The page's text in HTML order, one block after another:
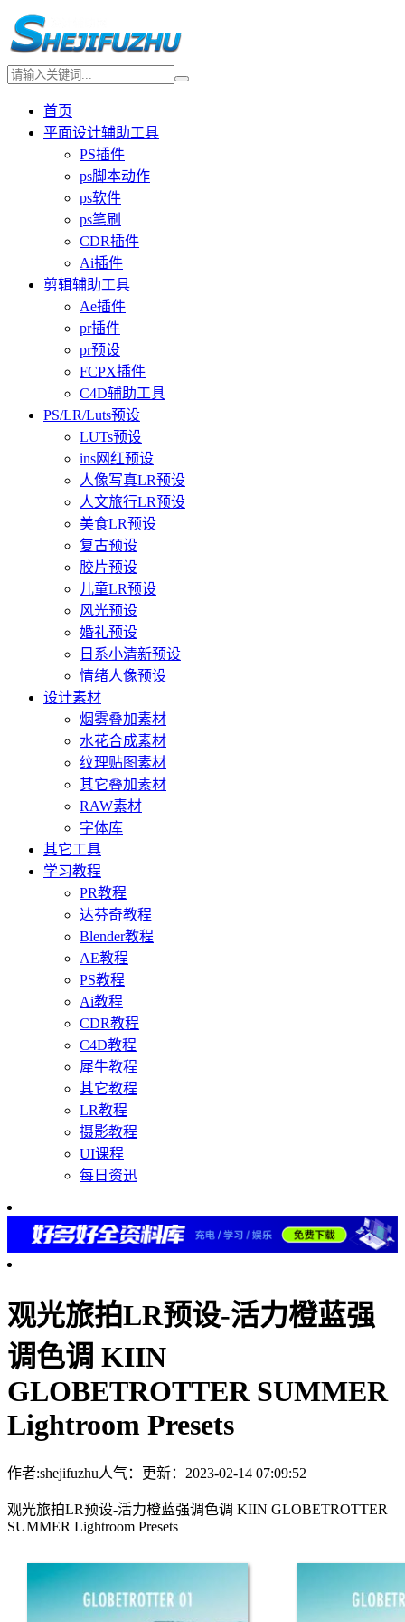
首页
平面设计辅助工具
PS插件
ps脚本动作
ps软件
ps笔刷
CDR插件
Ai插件
剪辑辅助工具
Ae插件
pr插件
pr预设
FCPX插件
C4D辅助工具
PS/LR/Luts预设
LUTs预设
ins网红预设
人像写真LR预设
人文旅行LR预设
美食LR预设
复古预设
胶片预设
儿童LR预设
风光预设
婚礼预设
日系小清新预设
情绪人像预设
设计素材
烟雾叠加素材
水花合成素材
纹理贴图素材
其它叠加素材
RAW素材
字体库
其它工具
学习教程
PR教程
达芬奇教程
Blender教程
AE教程
PS教程
Ai教程
CDR教程
C4D教程
犀牛教程
其它教程
LR教程
摄影教程
UI课程
每日资迅
观光旅拍LR预设-活力橙蓝强
调色调 KIIN
GLOBETROTTER SUMMER
Lightroom Presets
作者:shejifuzhu人气： 更新：2023-02-14 07:09:52
观光旅拍LR预设-活力橙蓝强调色调 KIIN GLOBETROTTER
SUMMER Lightroom Presets